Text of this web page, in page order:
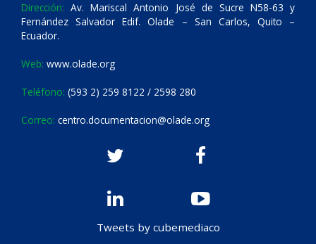
Dirección: Av. Mariscal Antonio José de Sucre N58-63 y
Fernández Salvador Edif. Olade – San Carlos, Quito –
Ecuador.
Web: www.olade.org
Teléfono: (593 2) 259 8122 / 2598 280
Correo: centro.documentacion@olade.org
Tweets by cubemediaco